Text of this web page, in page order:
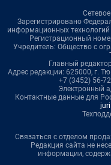
Зарегистрировано
информационных
Регистрационный
Учредитель: Общество с
Главный
Адрес редакции: 625000, г.
+7 (3452) 56-
Электронный
Контактные данные для
Связаться с отделом
Редакция сайта не
информации,